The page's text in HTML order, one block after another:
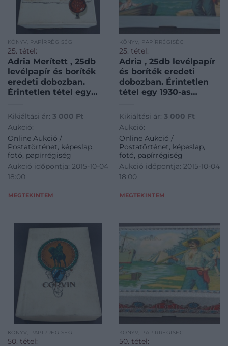
KÖNYV, PAPÍRRÉGISÉG
25. tétel:
Adria Merített , 25db
levélpapír és boríték
eredeti dobozban.
Érintetlen tétel egy
papírkereskedés
készletéből ! 16*11*4 cm
/ ADRIA 25 pieces of
letter paper and cover
in original box.
Untouched item from a
30s paper shop !’
Kikiáltási ár: 3 000 Ft
Aukció:
Online Aukció /
Postatörténet, képeslap,
fotó, papírrégiség
Aukció időpontja: 2015-10-04
18:00
MEGTEKINTEM
KÖNYV, PAPÍRRÉGISÉG
25. tétel:
Adria , 25db levélpapír
és boríték eredeti
dobozban. Érintetlen
tétel egy 1930-as
papírkereskedés
készletéből ! 16*11*4 cm
/ ADRIA 25 pieces of
letter paper and cover
in original box.
Untouched item from a
30s paper shop !’
Kikiáltási ár: 3 000 Ft
Aukció:
Online Aukció /
Postatörténet, képeslap,
fotó, papírrégiség
Aukció időpontja: 2015-10-04
18:00
MEGTEKINTEM
KÖNYV, PAPÍRRÉGISÉG
50. tétel:
KÖNYV, PAPÍRRÉGISÉG
50. tétel: